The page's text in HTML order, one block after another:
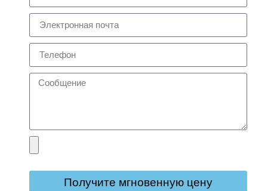
Получите мгновенную цену